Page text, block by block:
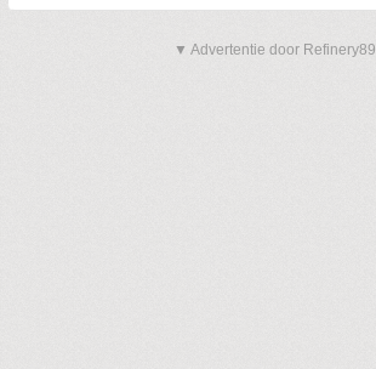
▼ Advertentie door Refinery89